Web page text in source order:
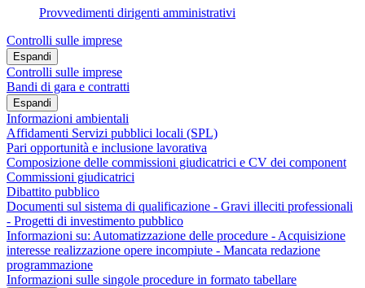
Provvedimenti dirigenti amministrativi
Controlli sulle imprese
Espandi
Controlli sulle imprese
Bandi di gara e contratti
Espandi
Informazioni ambientali
Affidamenti Servizi pubblici locali (SPL)
Pari opportunità e inclusione lavorativa
Composizione delle commissioni giudicatrici e CV dei component
Commissioni giudicatrici
Dibattito pubblico
Documenti sul sistema di qualificazione - Gravi illeciti professionali
- Progetti di investimento pubblico
Informazioni su: Automatizzazione delle procedure - Acquisizione
interesse realizzazione opere incompiute - Mancata redazione
programmazione
Informazioni sulle singole procedure in formato tabellare